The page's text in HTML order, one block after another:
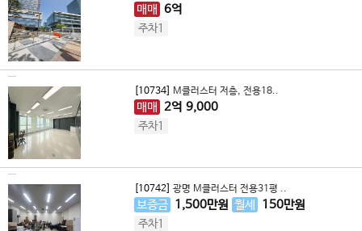
매매 6억
주차1
[10734] M클러스터 저층, 전용18..
매매 2억 9,000
주차1
[10742] 광명 M클러스터 전용31평 ..
보증금 1,500만원 월세 150만원
주차1